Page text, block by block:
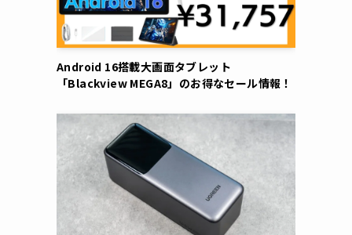
Android 16搭載大画面タブレット
「Blackview MEGA8」のお得なセール情報！